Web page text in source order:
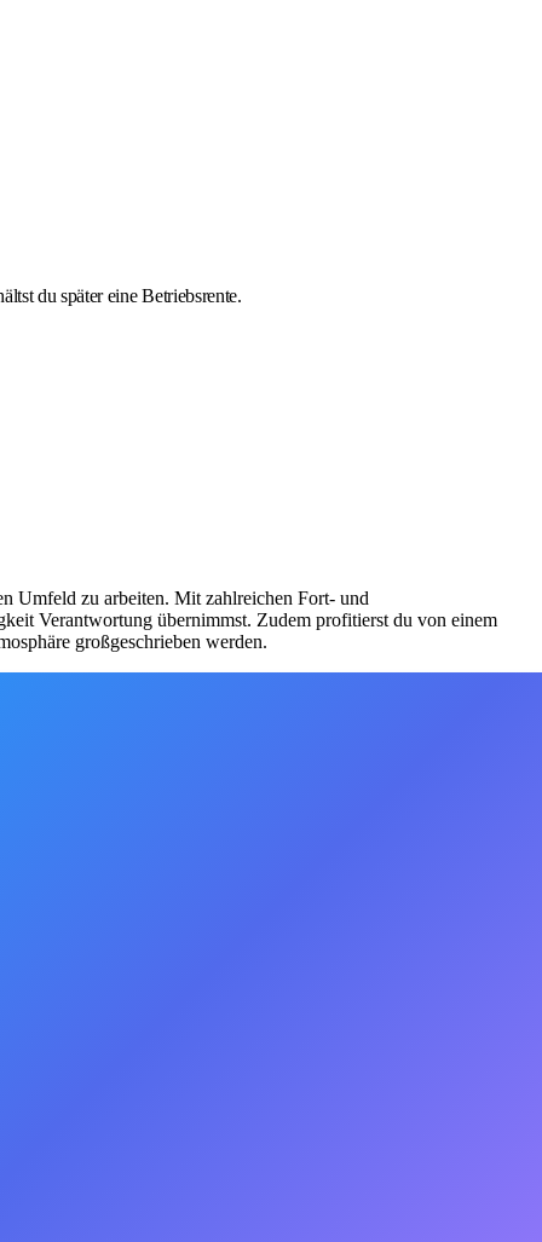
du später eine Betriebsrente.
Umfeld zu arbeiten. Mit zahlreichen Fort- und
Verantwortung übernimmst. Zudem profitierst du von einem
großgeschrieben werden.